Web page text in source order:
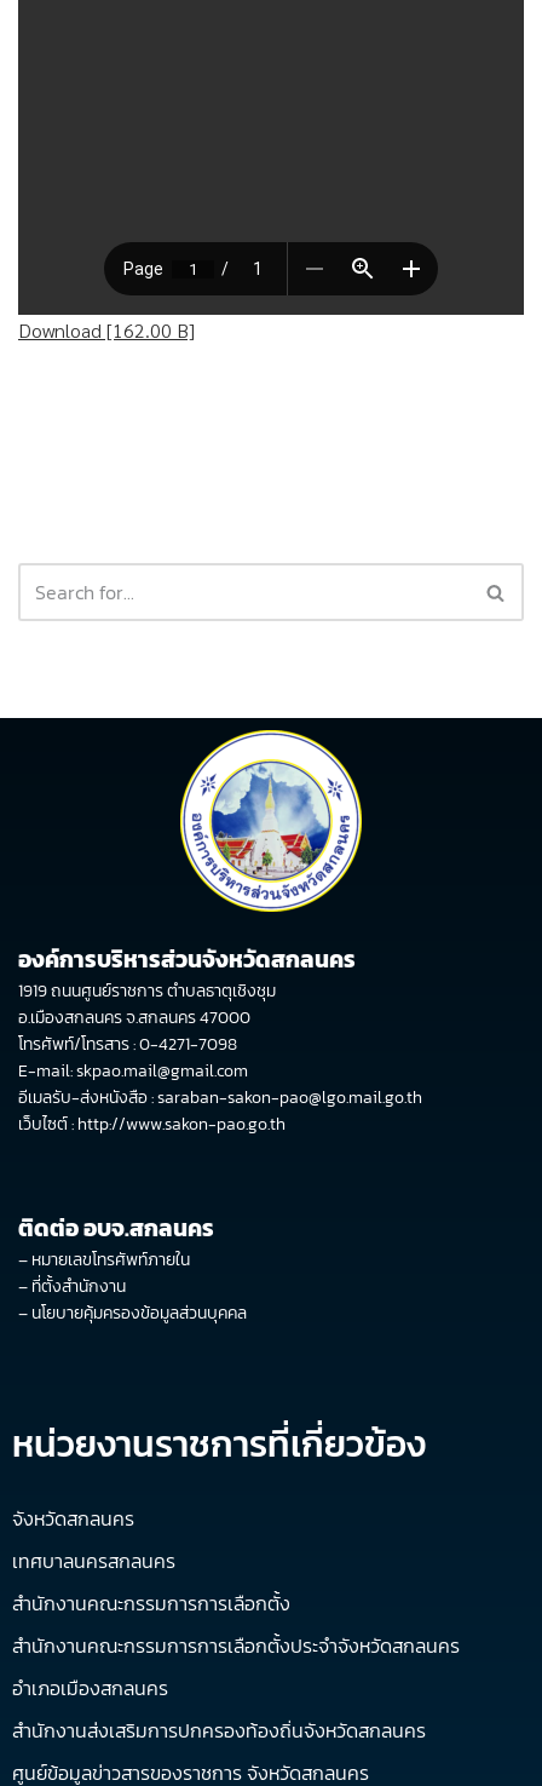
Download [162.00 B]
องค์การบริหารส่วนจังหวัดสกลนคร
1919 ถนนศูนย์ราชการ ตำบลธาตุเชิงชุม
อ.เมืองสกลนคร จ.สกลนคร 47000
โทรศัพท์/โทรสาร : 0-4271-7098
E-mail: skpao.mail@gmail.com
อีเมลรับ-ส่งหนังสือ : saraban-sakon-pao@lgo.mail.go.th
เว็บไซต์ :http://www.sakon-pao.go.th
ติดต่อ อบจ.สกลนคร
–หมายเลขโทรศัพท์ภายใน
–ที่ตั้งสำนักงาน
–นโยบายคุ้มครองข้อมูลส่วนบุคคล
หน่วยงานราชการที่เกี่ยวข้อง
จังหวัดสกลนคร
เทศบาลนครสกลนคร
สำนักงานคณะกรรมการการเลือกตั้ง
สำนักงานคณะกรรมการการเลือกตั้งประจำจังหวัดสกลนคร
อำเภอเมืองสกลนคร
สำนักงานส่งเสริมการปกครองท้องถิ่นจังหวัดสกลนคร
ศูนย์ข้อมูลข่าวสารของราชการ จังหวัดสกลนคร